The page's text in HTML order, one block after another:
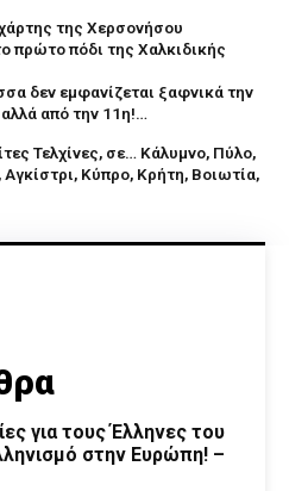
της Χερσονήσου
πρώτο πόδι της Χαλκιδικής
δεν εμφανίζεται ξαφνικά την
αλλά από την 11η!…
Τελχίνες, σε… Κάλυμνο, Πύλο,
Αγκίστρι, Κύπρο, Κρήτη, Βοιωτία,
για τους Έλληνες του
στην Ευρώπη! –